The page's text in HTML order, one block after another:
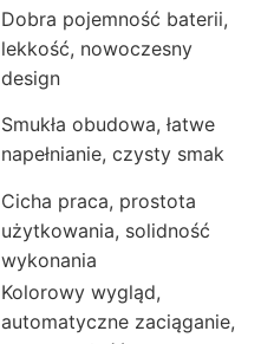
Dobra pojemność baterii,
lekkość, nowoczesny
design
Smukła obudowa, łatwe
napełnianie, czysty smak
Cicha praca, prostota
użytkowania, solidność
wykonania
Kolorowy wygląd,
automatyczne zaciąganie,